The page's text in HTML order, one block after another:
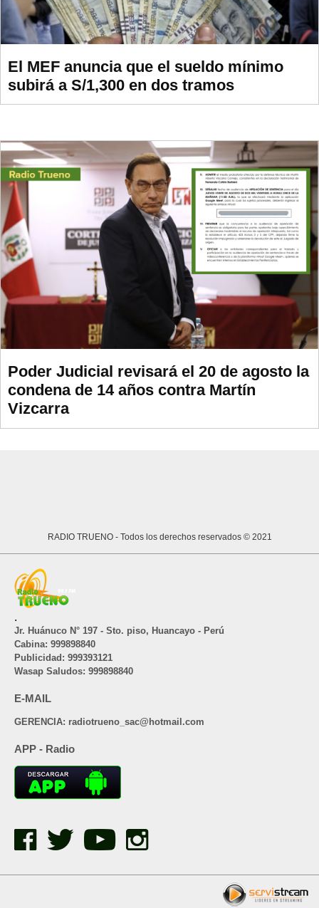
El MEF anuncia que el sueldo mínimo
subirá a S/1,300 en dos tramos
Poder Judicial revisará el 20 de agosto la
condena de 14 años contra Martín
Vizcarra
RADIO TRUENO - Todos los derechos reservados © 2021
.
Jr. Huánuco N° 197 - Sto. piso, Huancayo - Perú
Cabina: 999898840
Publicidad: 999393121
Wasap Saludos: 999898840
E-MAIL
GERENCIA: radiotrueno_sac@hotmail.com
APP - Radio